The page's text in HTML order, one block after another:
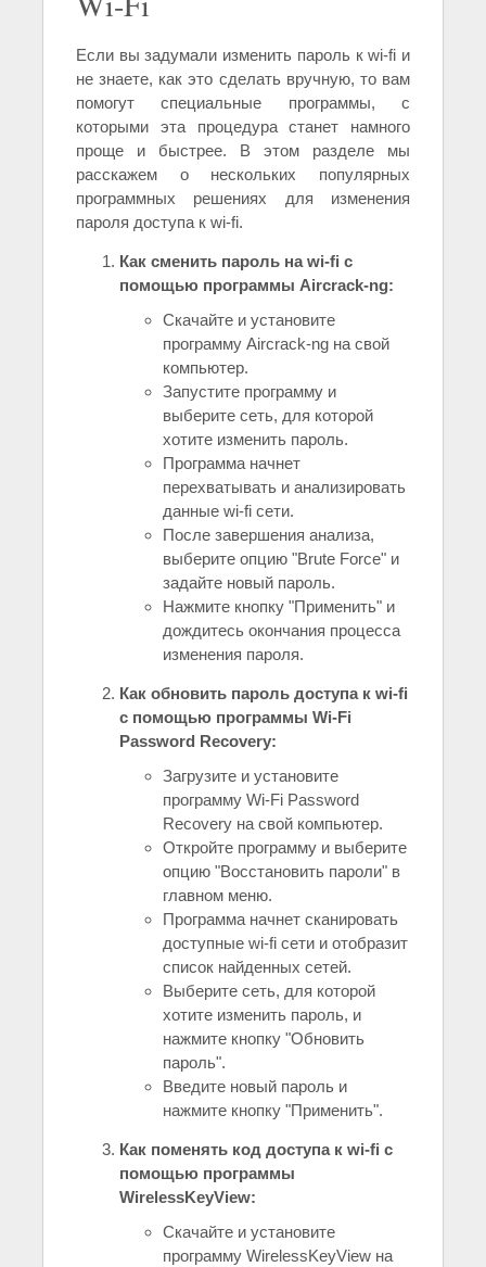
Если вы задумали изменить пароль к wi-fi и
не знаете, как это сделать вручную, то вам
помогут специальные программы, с
которыми эта процедура станет намного
проще и быстрее. В этом разделе мы
расскажем о нескольких популярных
программных решениях для изменения
пароля доступа к wi-fi.
Как сменить пароль на wi-fi с
помощью программы Aircrack-ng:
Скачайте и установите
программу Aircrack-ng на свой
компьютер.
Запустите программу и
выберите сеть, для которой
хотите изменить пароль.
Программа начнет
перехватывать и анализировать
данные wi-fi сети.
После завершения анализа,
выберите опцию "Brute Force" и
задайте новый пароль.
Нажмите кнопку "Применить" и
дождитесь окончания процесса
изменения пароля.
Как обновить пароль доступа к wi-fi
с помощью программы Wi-Fi
Password Recovery:
Загрузите и установите
программу Wi-Fi Password
Recovery на свой компьютер.
Откройте программу и выберите
опцию "Восстановить пароли" в
главном меню.
Программа начнет сканировать
доступные wi-fi сети и отобразит
список найденных сетей.
Выберите сеть, для которой
хотите изменить пароль, и
нажмите кнопку "Обновить
пароль".
Введите новый пароль и
нажмите кнопку "Применить".
Как поменять код доступа к wi-fi с
помощью программы
WirelessKeyView:
Скачайте и установите
программу WirelessKeyView на